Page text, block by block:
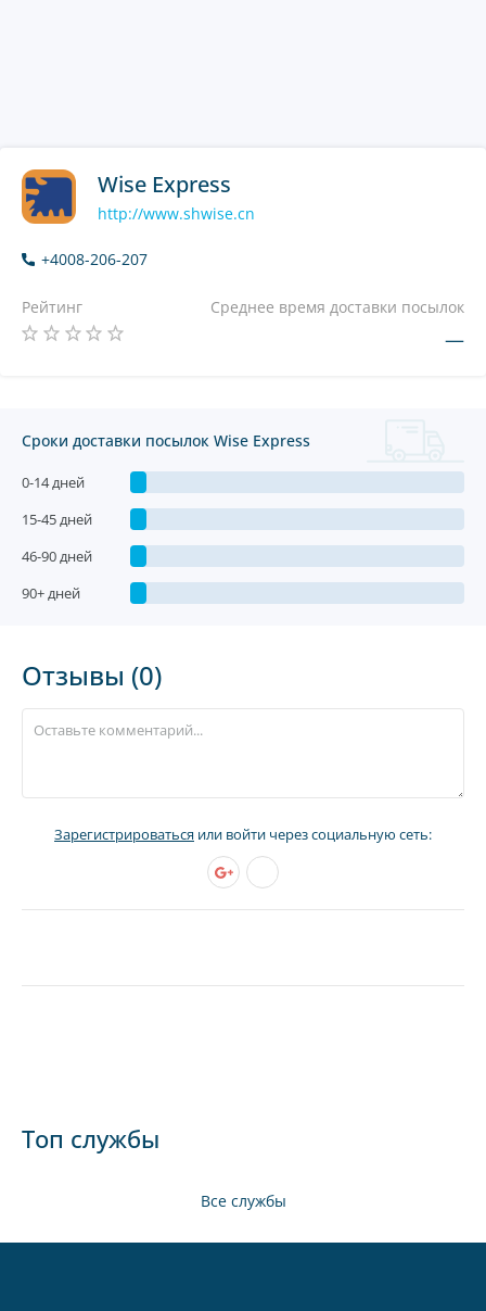
Wise Express
http://www.shwise.cn
+4008-206-207
Рейтинг Среднее время доставки посылок
—
Сроки доставки посылок Wise Express
0-14 дней
15-45 дней
46-90 дней
90+ дней
Отзывы (0)
Зарегистрироваться или войти через социальную сеть:
Топ службы
Все службы